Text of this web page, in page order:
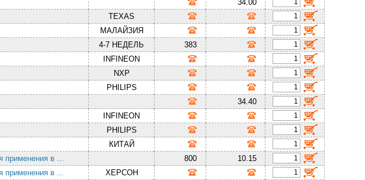
34.00
TEXAS
МАЛАЙЗИЯ
4-7 НЕДЕЛЬ
383
INFINEON
NXP
PHILIPS
34.40
INFINEON
PHILIPS
КИТАЙ
применения в ... 800
10.15
применения в ...
ХЕРСОН